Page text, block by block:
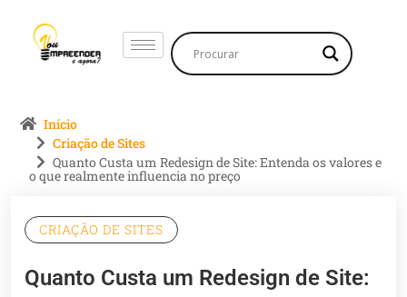
Início
Criação de Sites
Quanto Custa um Redesign de Site: Entenda os valores e
o que realmente influencia no preço
CRIAÇÃO DE SITES
Quanto Custa um Redesign de Site: